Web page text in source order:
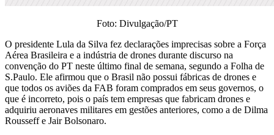
Foto: Divulgação/PT
O presidente Lula da Silva fez declarações imprecisas sobre a Força
Aérea Brasileira e a indústria de drones durante discurso na
convenção do PT neste último final de semana, segundo a Folha de
S.Paulo. Ele afirmou que o Brasil não possui fábricas de drones e
que todos os aviões da FAB foram comprados em seus governos, o
que é incorreto, pois o país tem empresas que fabricam drones e
adquiriu aeronaves militares em gestões anteriores, como a de Dilma
Rousseff e Jair Bolsonaro.